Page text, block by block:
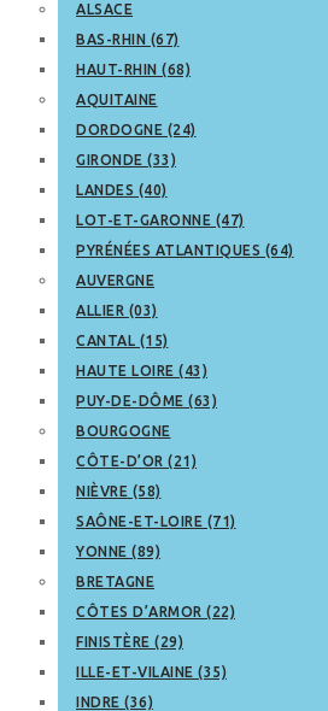
ALSACE
BAS-RHIN (67)
HAUT-RHIN (68)
AQUITAINE
DORDOGNE (24)
GIRONDE (33)
LANDES (40)
LOT-ET-GARONNE (47)
PYRÉNÉES ATLANTIQUES (64)
AUVERGNE
ALLIER (03)
CANTAL (15)
HAUTE LOIRE (43)
PUY-DE-DÔME (63)
BOURGOGNE
CÔTE-D’OR (21)
NIÈVRE (58)
SAÔNE-ET-LOIRE (71)
YONNE (89)
BRETAGNE
CÔTES D’ARMOR (22)
FINISTÈRE (29)
ILLE-ET-VILAINE (35)
INDRE (36)